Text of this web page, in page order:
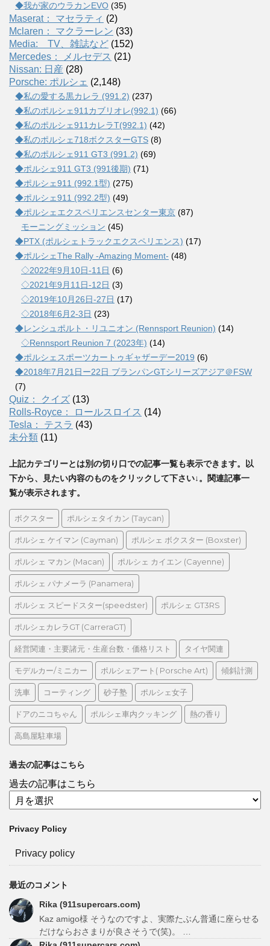
◆我が家のウラカンEVO (35)
Maserat： マセラティ (2)
Mclaren： マクラーレン (33)
Media: TV、雑誌など (152)
Mercedes： メルセデス (21)
Nissan: 日産 (28)
Porsche: ポルシェ (2,148)
◆私の愛する黒カレラ (991.2) (237)
◆私のポルシェ911カブリオレ(992.1) (66)
◆私のポルシェ911カレラT(992.1) (42)
◆私のポルシェ718ボクスターGTS (8)
◆私のポルシェ911 GT3 (991.2) (69)
◆ポルシェ911 GT3 (991後期) (71)
◆ポルシェ911 (992.1型) (275)
◆ポルシェ911 (992.2型) (49)
◆ポルシェエクスペリエンスセンター東京 (87)
モーニングミッション (45)
◆PTX (ポルシェトラックエクスペリエンス) (17)
◆ポルシェThe Rally -Amazing Moment- (48)
◇2022年9月10日-11日 (6)
◇2021年9月11日-12日 (3)
◇2019年10月26日-27日 (17)
◇2018年6月2-3日 (23)
◆レンシュポルト・リユニオン (Rennsport Reunion) (14)
◇Rennsport Reunion 7 (2023年) (14)
◆ポルシェスポーツカートゥギャザーデー2019 (6)
◆2018年7月21日ー22日 ブランパンGTシリーズアジア＠FSW
(7)
Quiz： クイズ (13)
Rolls-Royce： ロールスロイス (14)
Tesla： テスラ (43)
未分類 (11)
上記カテゴリーとは別の切り口での記事一覧も表示できます。以
下から、見たい内容のものをクリックして下さい↓。関連記事一
覧が表示されます。
ボクスター ポルシェタイカン (Taycan)
ポルシェ ケイマン (Cayman) ポルシェ ボクスター (Boxster)
ポルシェ マカン (Macan) ポルシェ カイエン (Cayenne)
ポルシェ パナメーラ (Panamera)
ポルシェ スピードスター(speedster) ポルシェ GT3RS
ポルシェカレラGT (CarreraGT)
経営関連・主要諸元・生産台数・価格リスト タイヤ関連
モデルカー/ミニカー ポルシェアート( Porsche Art) 傾斜計測
洗車 コーティング 砂子塾 ポルシェ女子
ドアのニコちゃん ポルシェ車内クッキング 熱の香り
高島屋駐車場
過去の記事はこちら
過去の記事はこちら
Privacy Policy
Privacy policy
最近のコメント
Rika (911supercars.com)
Kaz amigo様 そうなのですよ、実際たぶん普通に座らせる
だけならおさまりが良さそうで(笑)。 …